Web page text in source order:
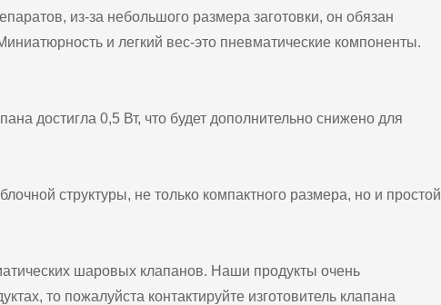
из-за небольшого размера заготовки, он обязан
и легкий вес-это пневматические компоненты.
достигла 0,5 Вт, что будет дополнительно снижено для
структуры, не только компактного размера, но и простой
шаровых клапанов. Наши продукты очень
то пожалуйста контактируйте изготовитель клапана